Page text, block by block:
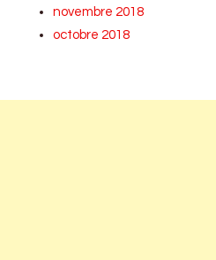
novembre 2018
octobre 2018